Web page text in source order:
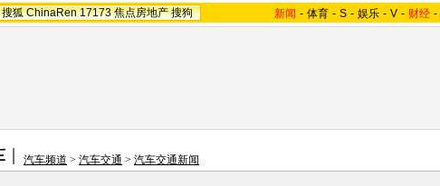
搜狐 ChinaRen 17173 焦点房地产 搜狗 新闻 - 体育 - S - 娱乐 - V - 财经 -
汽车频道 > 汽车交通 > 汽车交通新闻